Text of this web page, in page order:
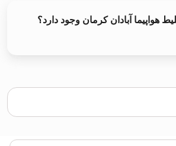
هواپیما آبادان کرمان وجود دارد؟